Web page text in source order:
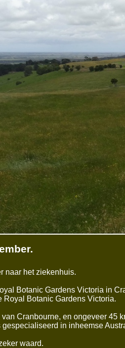
naar het ziekenhuis.
Botanic Gardens Victoria in
Royal Botanic Gardens Victoria.
Cranbourne, en ongeveer 45
in inheemse
waard.